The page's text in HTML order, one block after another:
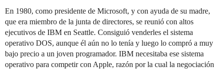
En 1980, como presidente de Microsoft, y con ayuda de su madre,
que era miembro de la junta de directores, se reunió con altos
ejecutivos de IBM en Seattle. Consiguió venderles el sistema
operativo DOS, aunque él aún no lo tenía y luego lo compró a muy
bajo precio a un joven programador. IBM necesitaba ese sistema
operativo para competir con Apple, razón por la cual la negociación